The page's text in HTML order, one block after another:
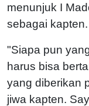
menunjuk I
sebagai kapten.
"Siapa pun
harus bisa
yang diberikan
jiwa kapten.